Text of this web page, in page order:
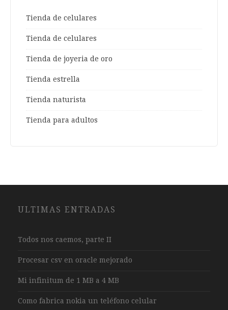
Tienda de celulares
Tienda de celulares
Tienda de joyeria de oro
Tienda estrella
Tienda naturista
Tienda para adultos
ULTIMAS ENTRADAS
Todos nos caemos, parte II
Procesar csv en oracle mejorado
Mi infinitum de 1 MB a 4 MB
Como fabrica nokia un teléfono celular